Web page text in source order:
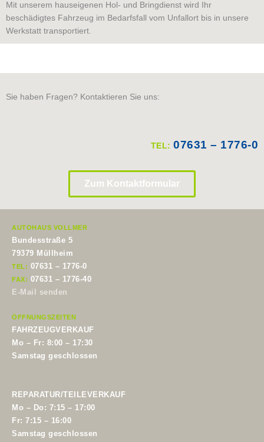
Mit unserem hauseigenen Hol- und Bringdienst wird Ihr
beschädigtes Fahrzeug im Bedarfsfall vom Unfallort bis in unsere
Werkstatt transportiert.
Sie haben Fragen? Kontaktieren Sie uns:
TEL: 07631 – 1776-0
Zum Kontaktformular
AUTOHAUS VOLLMER
Bundesstraße 5
79379 Müllheim
TEL: 07631 – 1776-0
FAX: 07631 – 1776-40
E-Mail senden
ÖFFNUNGSZEITEN
FAHRZEUGVERKAUF
Mo – Fr: 8:00 – 17:30
Samstag geschlossen
REPARATUR/TEILEVERKAUF
Mo – Do: 7:15 – 17:00
Fr: 7:15 – 16:00
Samstag geschlossen